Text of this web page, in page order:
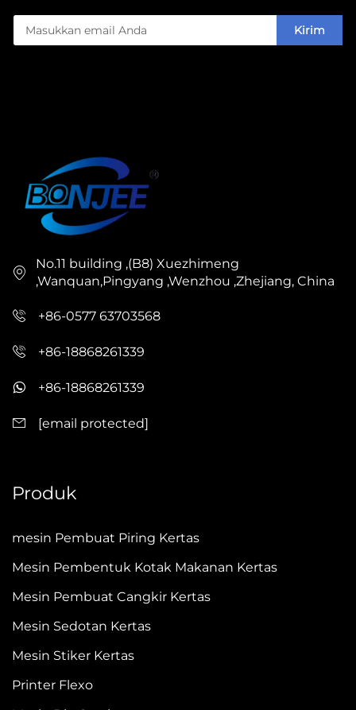
Kirim
No.11 building ,(B8) Xuezhimeng
,Wanquan,Pingyang ,Wenzhou ,Zhejiang, China
+86-0577 63703568
+86-18868261339
+86-18868261339
[email protected]
Produk
mesin Pembuat Piring Kertas
Mesin Pembentuk Kotak Makanan Kertas
Mesin Pembuat Cangkir Kertas
Mesin Sedotan Kertas
Mesin Stiker Kertas
Printer Flexo